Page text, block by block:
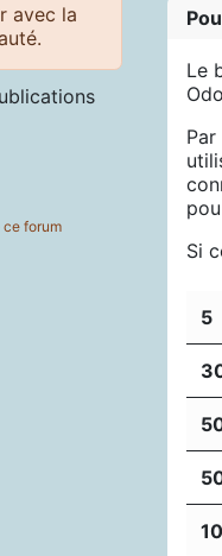
avec la
ce forum
Le
Si
5